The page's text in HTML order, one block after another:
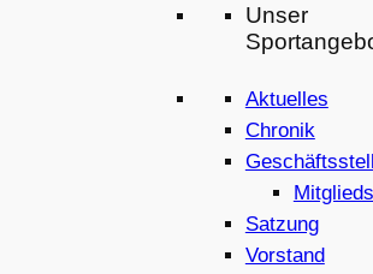
Unser
Aktuelles
Chronik
Satzung
Vorstand